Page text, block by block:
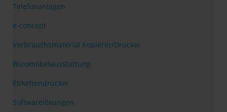
Telefonanlagen
e-concept
Verbrauchsmaterial Kopierer/Drucker
Büromöbelausstattung
Etikettendrucker
Softwarelösungen